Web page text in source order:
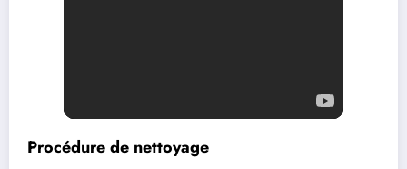
Procédure de nettoyage